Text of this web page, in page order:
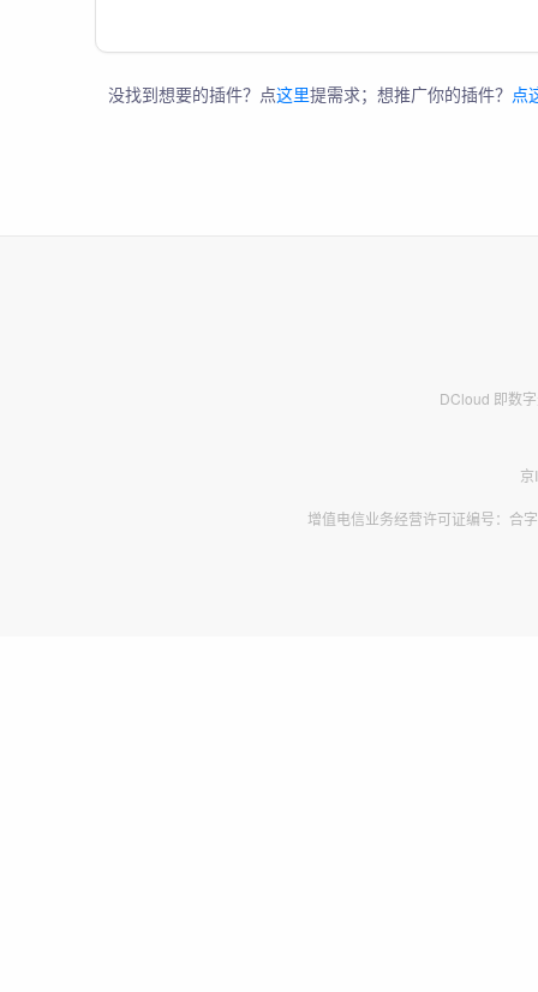
没找到想要的插件？点这里提需求；想推广你的插件？ 点
DCloud 即数
增值电信业务经营许可证编号：合